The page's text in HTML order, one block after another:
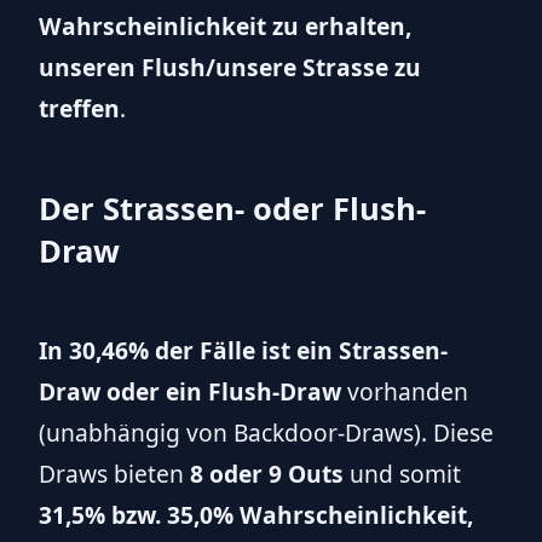
Wahrscheinlichkeit zu erhalten,
unseren Flush/unsere Strasse zu
treffen.
Der Strassen- oder Flush-
Draw
In 30,46% der Fälle ist ein Strassen-
Draw oder ein Flush-Drawvorhanden
(unabhängig von Backdoor-Draws). Diese
Draws bieten 8 oder 9 Outs und somit
31,5% bzw. 35,0% Wahrscheinlichkeit,